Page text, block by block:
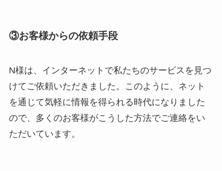
③お客様からの依頼手段
N様は、インターネットで私たちのサービスを見つ
けてご依頼いただきました。このように、ネット
を通じて気軽に情報を得られる時代になりました
ので、多くのお客様がこうした方法でご連絡をい
ただいています。